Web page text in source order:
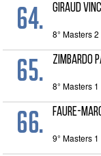
64. GIRAUD
8° Masters
65. ZIMBARDO
8° Masters
66. FAURE-
9° Masters